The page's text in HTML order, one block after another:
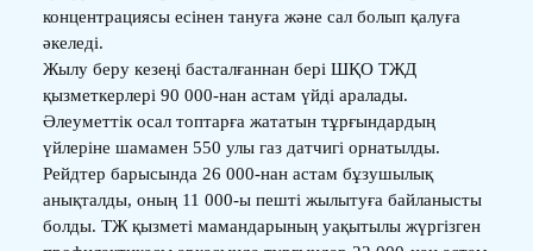
концентрациясы есінен тануға және сал болып қалуға
әкеледі.
Жылу беру кезеңі басталғаннан бері ШҚО ТЖД
қызметкерлері 90 000-нан астам үйді аралады.
Әлеуметтік осал топтарға жататын тұрғындардың
үйлеріне шамамен 550 улы газ датчигі орнатылды.
Рейдтер барысында 26 000-нан астам бұзушылық
анықталды, оның 11 000-ы пешті жылытуға байланысты
болды. ТЖ қызметі мамандарының уақытылы жүргізген